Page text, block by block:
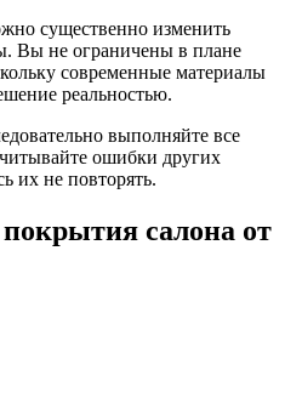
существенно изменить
Вы не ограничены в плане
современные материалы
реальностью.
выполняйте все
ошибки других
их не повторять.
салона от